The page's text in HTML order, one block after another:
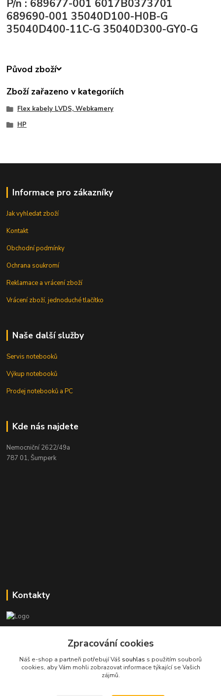
P/n : 689677-001 6017B0373701
689690-001 35040D100-H0B-G
35040D400-11C-G 35040D300-GY0-G
Původ zboží
Zboží zařazeno v kategoriích
Flex kabely LVDS, Webkamery
HP
Informace pro zákazníky
Jak vyhledat zboží
Kontakt
Obchodní podmínky
Ochrana soukromí
Reklamace a vrácení zboží
Vrácení zboží, jednoduché tlačítko
Naše další služby
Servis notebooků
Výkup notebooků
Prodej notebooků a PC
Kde nás najdete
Nemocniční 2622/49a
787 01, Šumperk
Kontakty
+420 601 366 545
info@spkcomputer.cz
Zpracování cookies
Náš e-shop a partneři potřebují Váš souhlas s použitím souborů
cookies, aby Vám mohli zobrazovat informace týkající se Vašich
zájmů.